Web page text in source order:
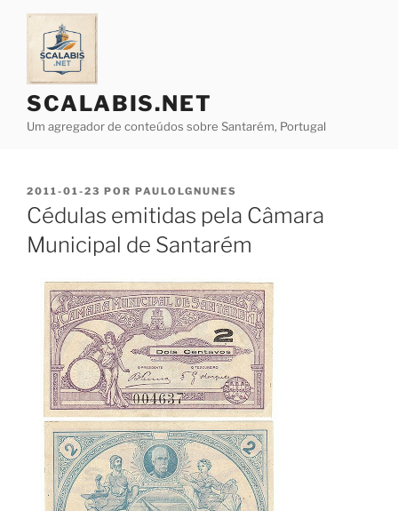
Saltar
conteúdo
SCALABIS.NET
Um agregador de conteúdos sobre Santarém, Portugal
PUBLICADO
EM
2011-01-23 POR PAULOLGNUNES
Cédulas emitidas pela Câmara
Municipal de Santarém